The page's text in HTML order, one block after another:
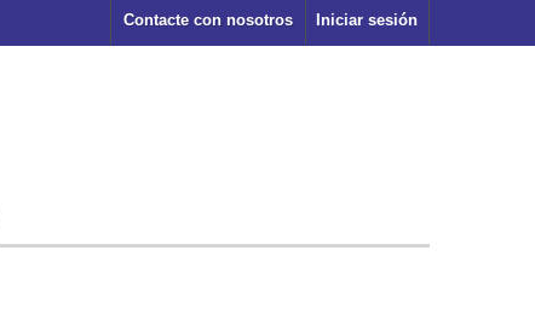
Iniciar sesión
Contacte con nosotros